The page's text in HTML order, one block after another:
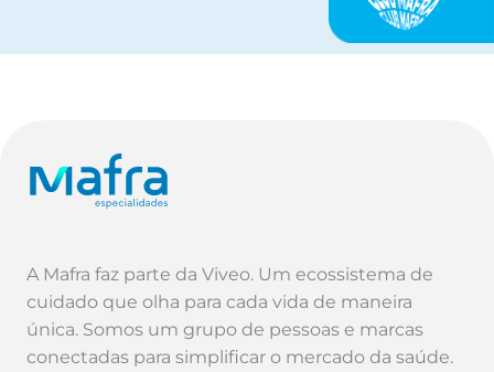
A Mafra faz parte da Viveo. Um ecossistema de
cuidado que olha para cada vida de maneira
única. Somos um grupo de pessoas e marcas
conectadas para simplificar o mercado da saúde.